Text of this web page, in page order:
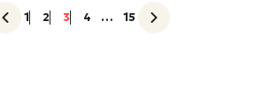
1 2 3 4 … 15